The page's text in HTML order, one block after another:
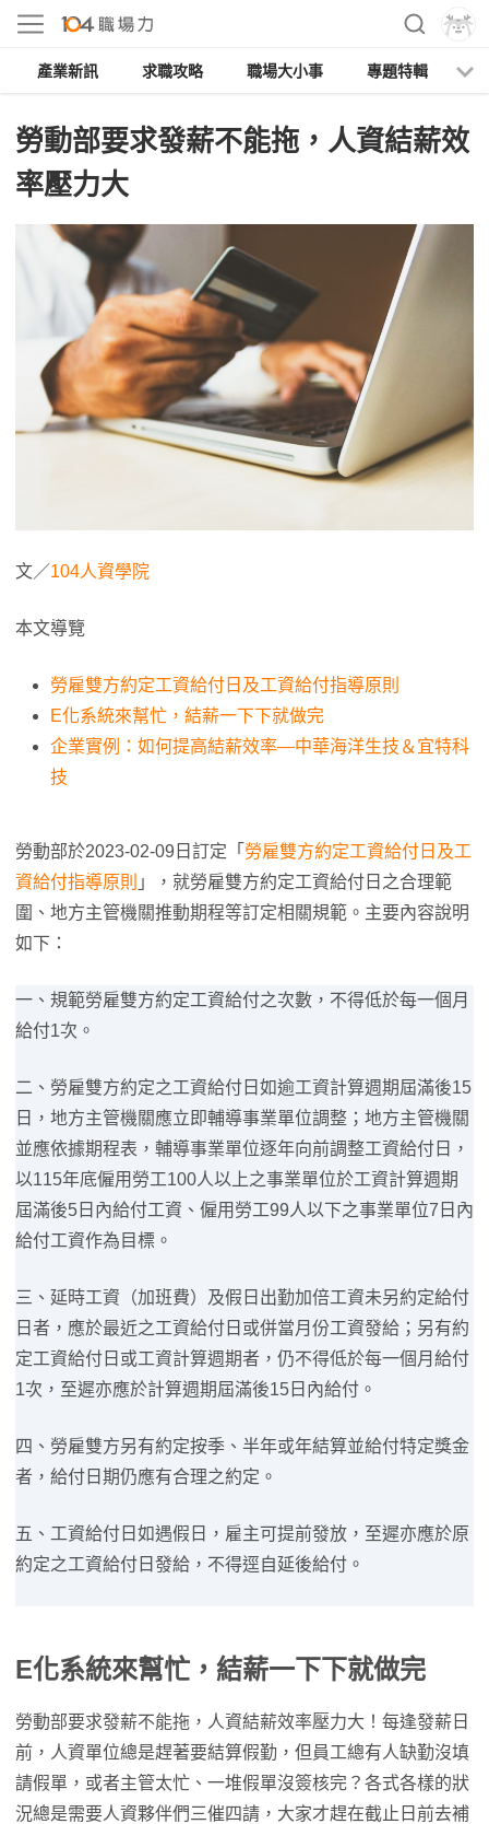
產業新訊 求職攻略 職場大小事 專題特輯
勞動部要求發薪不能拖，人資結薪效
率壓力大
文／104人資學院
本文導覽
勞雇雙方約定工資給付日及工資給付指導原則
E化系統來幫忙，結薪一下下就做完
企業實例：如何提高結薪效率—中華海洋生技＆宜特科
技
勞動部於2023-02-09日訂定「 勞雇雙方約定工資給付日及工
資給付指導原則 」，就勞雇雙方約定工資給付日之合理範
圍、地方主管機關推動期程等訂定相關規範。主要內容說明
如下：
一、規範勞雇雙方約定工資給付之次數，不得低於每一個月
給付1次。
二、勞雇雙方約定之工資給付日如逾工資計算週期屆滿後15
日，地方主管機關應立即輔導事業單位調整；地方主管機關
並應依據期程表，輔導事業單位逐年向前調整工資給付日，
以115年底僱用勞工100人以上之事業單位於工資計算週期
屆滿後5日內給付工資、僱用勞工99人以下之事業單位7日內
給付工資作為目標。
三、延時工資（加班費）及假日出勤加倍工資未另約定給付
日者，應於最近之工資給付日或併當月份工資發給；另有約
定工資給付日或工資計算週期者，仍不得低於每一個月給付
1次，至遲亦應於計算週期屆滿後15日內給付。
四、勞雇雙方另有約定按季、半年或年結算並給付特定獎金
者，給付日期仍應有合理之約定。
五、工資給付日如遇假日，雇主可提前發放，至遲亦應於原
約定之工資給付日發給，不得逕自延後給付。
E化系統來幫忙，結薪一下下就做完
勞動部要求發薪不能拖，人資結薪效率壓力大！每逢發薪日
前，人資單位總是趕著要結算假勤，但員工總有人缺勤沒填
請假單，或者主管太忙、一堆假單沒簽核完？各式各樣的狀
況總是需要人資夥伴們三催四請，大家才趕在截止日前去補